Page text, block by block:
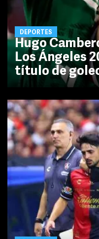
DEPORTES
Hugo
Los Ángeles
título de